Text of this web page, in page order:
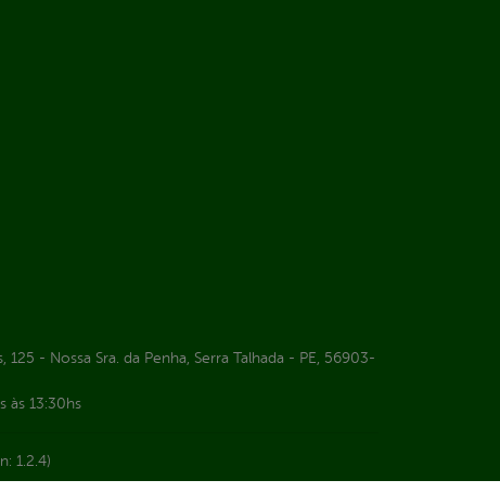
125 - Nossa Sra. da Penha, Serra Talhada - PE, 56903-
às 13:30hs
1.2.4)